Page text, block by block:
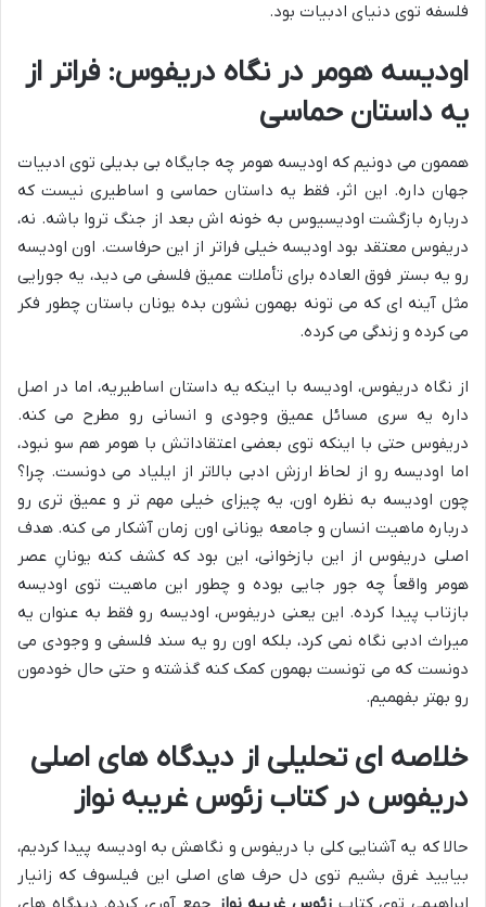
فلسفه توی دنیای ادبیات بود.
اودیسه هومر در نگاه دریفوس: فراتر از
یه داستان حماسی
هممون می دونیم که اودیسه هومر چه جایگاه بی بدیلی توی ادبیات
جهان داره. این اثر، فقط یه داستان حماسی و اساطیری نیست که
درباره بازگشت اودیسیوس به خونه اش بعد از جنگ تروا باشه. نه،
دریفوس معتقد بود اودیسه خیلی فراتر از این حرفاست. اون اودیسه
رو یه بستر فوق العاده برای تأملات عمیق فلسفی می دید، یه جورایی
مثل آینه ای که می تونه بهمون نشون بده یونان باستان چطور فکر
می کرده و زندگی می کرده.
از نگاه دریفوس، اودیسه با اینکه یه داستان اساطیریه، اما در اصل
داره یه سری مسائل عمیق وجودی و انسانی رو مطرح می کنه.
دریفوس حتی با اینکه توی بعضی اعتقاداتش با هومر هم سو نبود،
اما اودیسه رو از لحاظ ارزش ادبی بالاتر از ایلیاد می دونست. چرا؟
چون اودیسه به نظره اون، یه چیزای خیلی مهم تر و عمیق تری رو
درباره ماهیت انسان و جامعه یونانی اون زمان آشکار می کنه. هدف
اصلی دریفوس از این بازخوانی، این بود که کشف کنه یونانِ عصر
هومر واقعاً چه جور جایی بوده و چطور این ماهیت توی اودیسه
بازتاب پیدا کرده. این یعنی دریفوس، اودیسه رو فقط به عنوان یه
میراث ادبی نگاه نمی کرد، بلکه اون رو یه سند فلسفی و وجودی می
دونست که می تونست بهمون کمک کنه گذشته و حتی حال خودمون
رو بهتر بفهمیم.
خلاصه ای تحلیلی از دیدگاه های اصلی
دریفوس در کتاب زئوس غریبه نواز
حالا که یه آشنایی کلی با دریفوس و نگاهش به اودیسه پیدا کردیم،
بیایید غرق بشیم توی دل حرف های اصلی این فیلسوف که زانیار